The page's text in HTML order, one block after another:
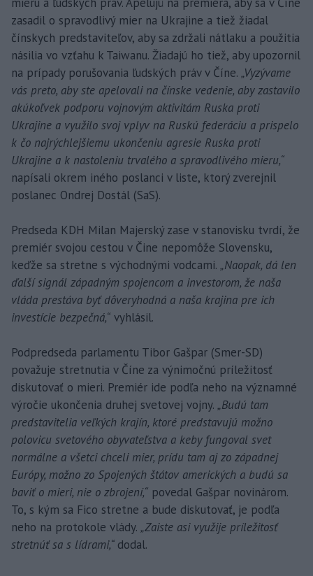
mieru a ľudských práv. Apelujú na premiéra, aby sa v Číne
zasadil o spravodlivý mier na Ukrajine a tiež žiadal
čínskych predstaviteľov, aby sa zdržali nátlaku a použitia
násilia vo vzťahu k Taiwanu. Žiadajú ho tiež, aby upozornil
na prípady porušovania ľudských práv v Číne. „Vyzývame
vás preto, aby ste apelovali na čínske vedenie, aby zastavilo
akúkoľvek podporu vojnovým aktivitám Ruska proti
Ukrajine a využilo svoj vplyv na Ruskú federáciu a prispelo
k čo najrýchlejšiemu ukončeniu agresie Ruska proti
Ukrajine a k nastoleniu trvalého a spravodlivého mieru,“
napísali okrem iného poslanci v liste, ktorý zverejnil
poslanec Ondrej Dostál (SaS).
Predseda KDH Milan Majerský zase v stanovisku tvrdí, že
premiér svojou cestou v Čine nepomôže Slovensku,
keďže sa stretne s východnými vodcami. „Naopak, dá len
ďalší signál západným spojencom a investorom, že naša
vláda prestáva byť dôveryhodná a naša krajina pre ich
investície bezpečná,“ vyhlásil.
Podpredseda parlamentu Tibor Gašpar (Smer-SD)
považuje stretnutia v Číne za výnimočnú príležitosť
diskutovať o mieri. Premiér ide podľa neho na významné
výročie ukončenia druhej svetovej vojny. „Budú tam
predstavitelia veľkých krajín, ktoré predstavujú možno
polovicu svetového obyvateľstva a keby fungoval svet
normálne a všetci chceli mier, prídu tam aj zo západnej
Európy, možno zo Spojených štátov amerických a budú sa
baviť o mieri, nie o zbrojení,“ povedal Gašpar novinárom.
To, s kým sa Fico stretne a bude diskutovať, je podľa
neho na protokole vlády. „Zaiste asi využije príležitosť
stretnúť sa s lídrami,“ dodal.